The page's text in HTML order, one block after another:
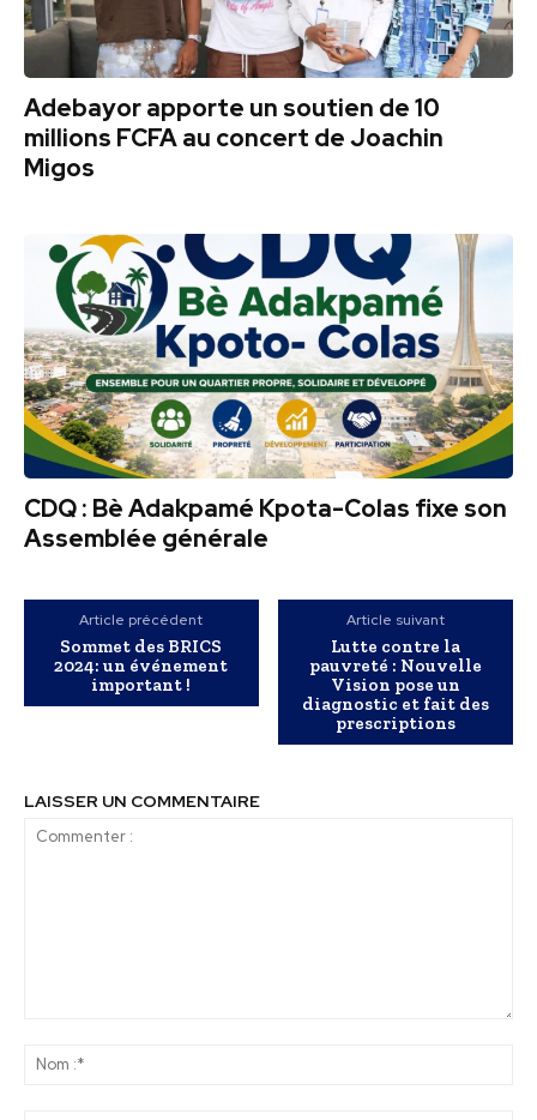
Adebayor apporte un soutien de 10
millions FCFA au concert de Joachin
Migos
CDQ : Bè Adakpamé Kpota-Colas fixe son
Assemblée générale
Article précédent
Sommet des BRICS
2024: un événement
important !
Article suivant
Lutte contre la
pauvreté : Nouvelle
Vision pose un
diagnostic et fait des
prescriptions
LAISSER UN COMMENTAIRE